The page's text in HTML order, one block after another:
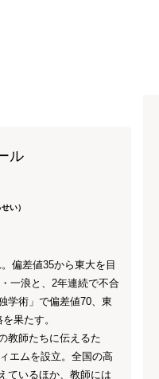
ル
い）
偏差値35から東大を目
一浪と、2年連続で不合
学術」で偏差値70、東
果たす。
教師たちに伝えるた
エムを設立。全国の高
ているほか、教師には